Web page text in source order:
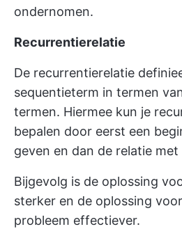
ondernomen.
Recurrentierelatie
De recurrentierelatie
sequentieterm in termen
termen. Hiermee kun je
bepalen door eerst een
geven en dan de relatie
Bijgevolg is de oplossing
sterker en de oplossing
probleem effectiever.